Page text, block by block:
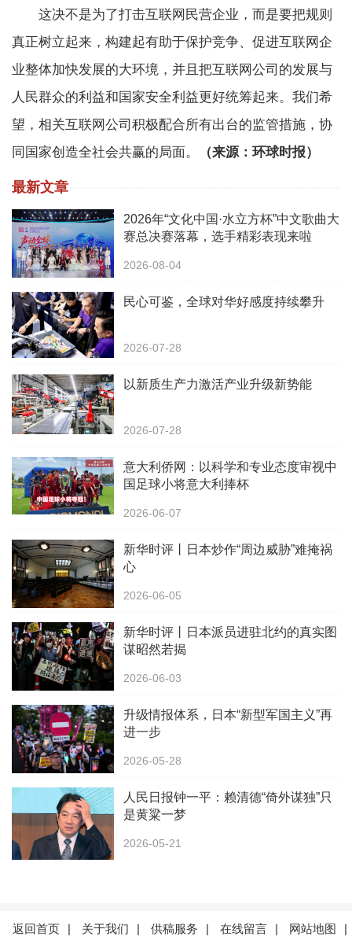
这决不是为了打击互联网民营企业，而是要把规则
真正树立起来，构建起有助于保护竞争、促进互联网企
业整体加快发展的大环境，并且把互联网公司的发展与
人民群众的利益和国家安全利益更好统筹起来。我们希
望，相关互联网公司积极配合所有出台的监管措施，协
同国家创造全社会共赢的局面。
（来源：环球时报）
最新文章
2026年“文化中国·水立方杯”中文歌曲大
赛总决赛落幕，选手精彩表现来啦
2026-08-04
民心可鉴，全球对华好感度持续攀升
2026-07-28
以新质生产力激活产业升级新势能
2026-07-28
意大利侨网：以科学和专业态度审视中
国足球小将意大利捧杯
2026-06-07
新华时评丨日本炒作“周边威胁”难掩祸
心
2026-06-05
新华时评丨日本派员进驻北约的真实图
谋昭然若揭
2026-06-03
升级情报体系，日本“新型军国主义”再
进一步
2026-05-28
人民日报钟一平：赖清德“倚外谋独”只
是黄粱一梦
2026-05-21
返回首页 | 关于我们 | 供稿服务 | 在线留言 | 网站地图 |